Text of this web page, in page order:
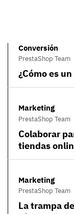
Conversión
PrestaShop Team
¿Cómo es
Marketing
PrestaShop Team
Colaborar
tiendas
Marketing
PrestaShop Team
La trampa